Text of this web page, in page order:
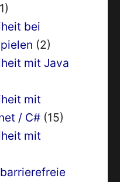
bei
(2)
mit Java
mit
/ C#(15)
mit